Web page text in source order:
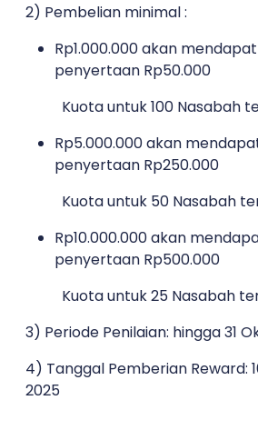
2) Pembelian minimal :
Rp1.000.000 akan
penyertaan Rp50.000
Kuota untuk 100 Nasabah
Rp5.000.000 akan
penyertaan Rp250.000
Kuota untuk 50 Nasabah
Rp10.000.000 akan
penyertaan Rp500.000
Kuota untuk 25 Nasabah
3) Periode Penilaian: hingga 31
4) Tanggal Pemberian Reward:
2025